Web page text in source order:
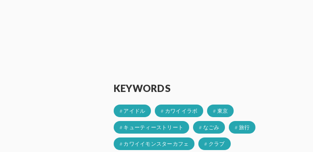
KEYWORDS
# アイドル # カワイイラボ # 東京
# キューティーストリート # なごみ # 旅行
# カワイイモンスターカフェ # クラブ